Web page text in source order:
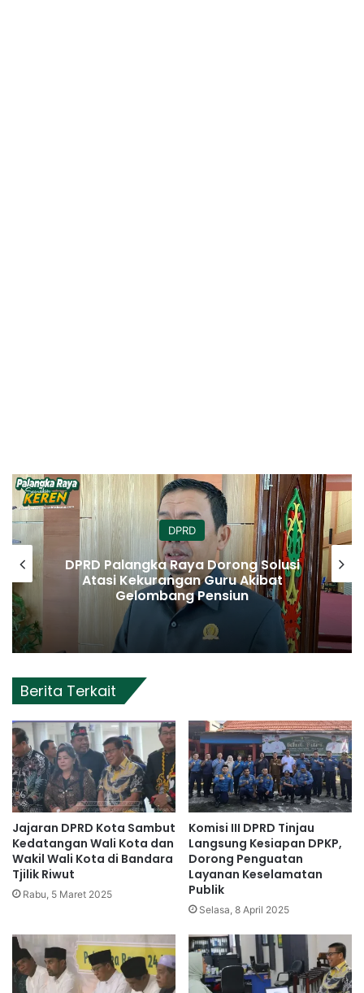
DPRD
DPRD Palangka Raya Dorong Solusi
Atasi Kekurangan Guru Akibat
Gelombang Pensiun
Berita Terkait
Jajaran DPRD Kota Sambut
Kedatangan Wali Kota dan
Wakil Wali Kota di Bandara
Tjilik Riwut
Rabu, 5 Maret 2025
Komisi III DPRD Tinjau
Langsung Kesiapan DPKP,
Dorong Penguatan
Layanan Keselamatan
Publik
Selasa, 8 April 2025